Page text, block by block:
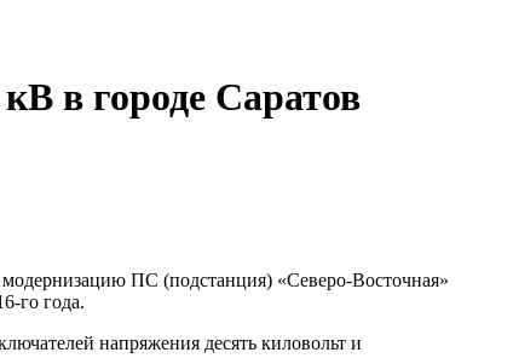
в городе Саратов
ПС (подстанция) «Северо-Восточная»
го года.
напряжения десять киловольт и